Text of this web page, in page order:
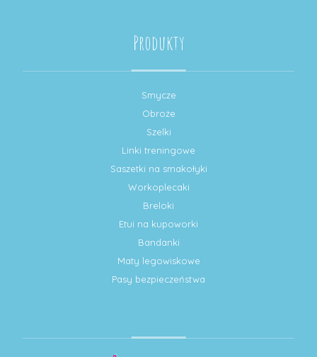
Produkty
Smycze
Obroże
Szelki
Linki treningowe
Saszetki na smakołyki
Workoplecaki
Breloki
Etui na kupoworki
Bandanki
Maty legowiskowe
Pasy bezpieczeństwa